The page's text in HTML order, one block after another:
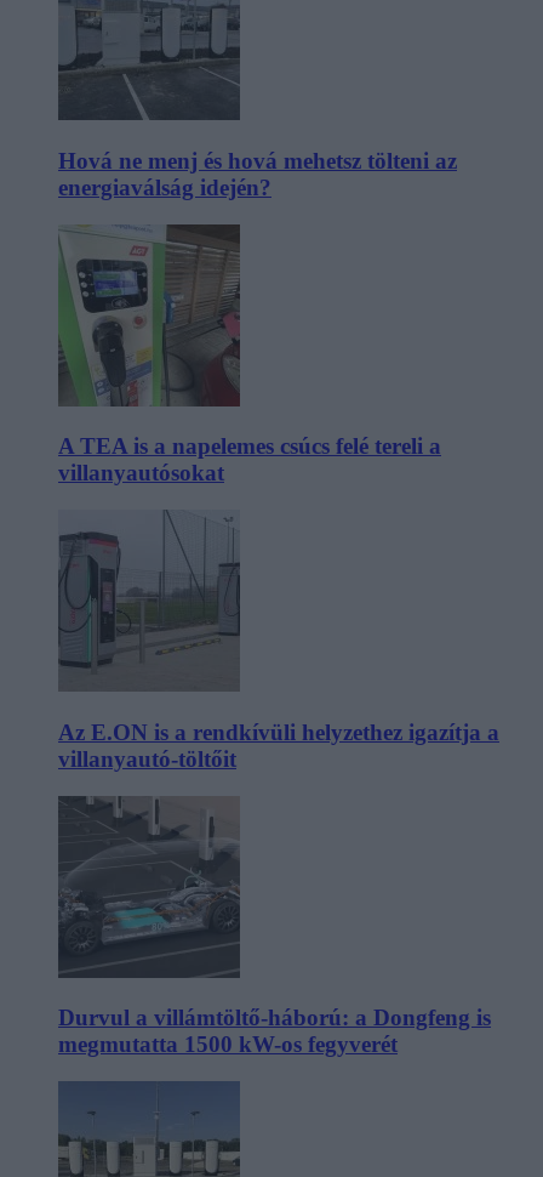
Hová ne menj és hová mehetsz tölteni az
energiaválság idején?
A TEA is a napelemes csúcs felé tereli a
villanyautósokat
Az E.ON is a rendkívüli helyzethez igazítja a
villanyautó-töltőit
Durvul a villámtöltő-háború: a Dongfeng is
megmutatta 1500 kW-os fegyverét